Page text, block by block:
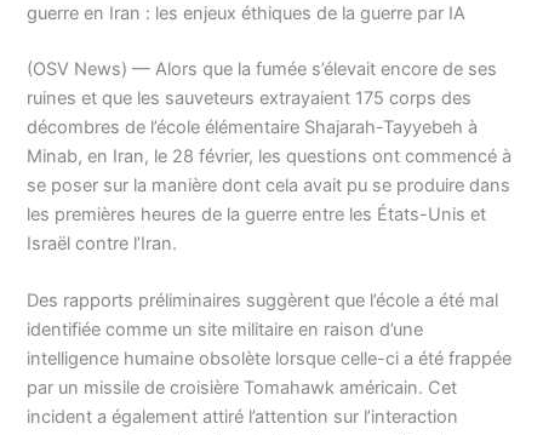
guerre en Iran : les enjeux éthiques de la guerre par IA
(OSV News) — Alors que la fumée s’élevait encore de ses
ruines et que les sauveteurs extrayaient 175 corps des
décombres de l’école élémentaire Shajarah-Tayyebeh à
Minab, en Iran, le 28 février, les questions ont commencé à
se poser sur la manière dont cela avait pu se produire dans
les premières heures de la guerre entre les États-Unis et
Israël contre l’Iran.
Des rapports préliminaires suggèrent que l’école a été mal
identifiée comme un site militaire en raison d’une
intelligence humaine obsolète lorsque celle-ci a été frappée
par un missile de croisière Tomahawk américain. Cet
incident a également attiré l’attention sur l’interaction